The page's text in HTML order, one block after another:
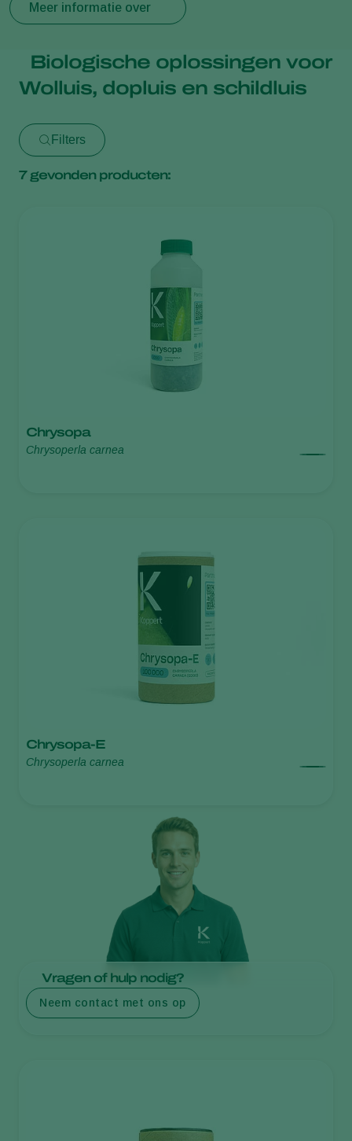
Meer informatie over
Biologische oplossingen voor
Wolluis, dopluis en schildluis
Filters
7gevonden producten:
Chrysopa
Chrysoperla carnea
Chrysopa-E
Chrysoperla carnea
Vragen of hulp nodig?
Neem contact met ons op